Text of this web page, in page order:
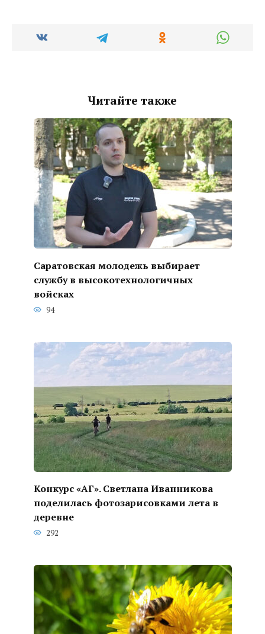
Читайте также
Саратовская молодежь выбирает
службу в высокотехнологичных
войсках
94
Конкурс «АГ». Светлана Иванникова
поделилась фотозарисовками лета в
деревне
292